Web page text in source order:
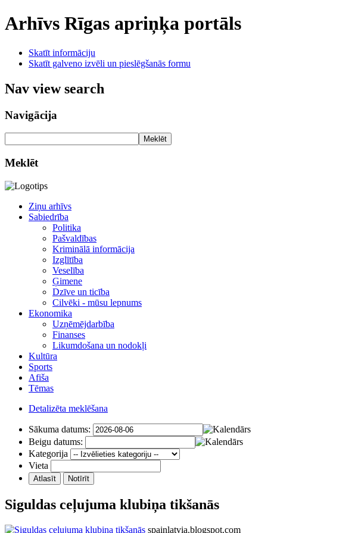
Arhīvs Rīgas apriņķa portāls
Skatīt informāciju
Skatīt galveno izvēli un pieslēgšanās formu
Nav view search
Navigācija
Meklēt
Meklēt
Ziņu arhīvs
Sabiedrība
Politika
Pašvaldības
Kriminālā informācija
Izglītība
Veselība
Ģimene
Dzīve un ticība
Cilvēki - mūsu lepnums
Ekonomika
Uzņēmējdarbība
Finanses
Likumdošana un nodokļi
Kultūra
Sports
Afiša
Tēmas
Detalizēta meklēšana
Sākuma datums:
Beigu datums:
Kategorija
Vieta
Siguldas ceļujuma klubiņa tikšanās
spainlatvia.blogspot.com